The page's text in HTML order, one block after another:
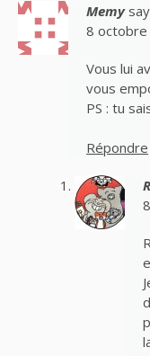
Memy
8 octobre
Vous lui
vous
PS : tu
Répondre